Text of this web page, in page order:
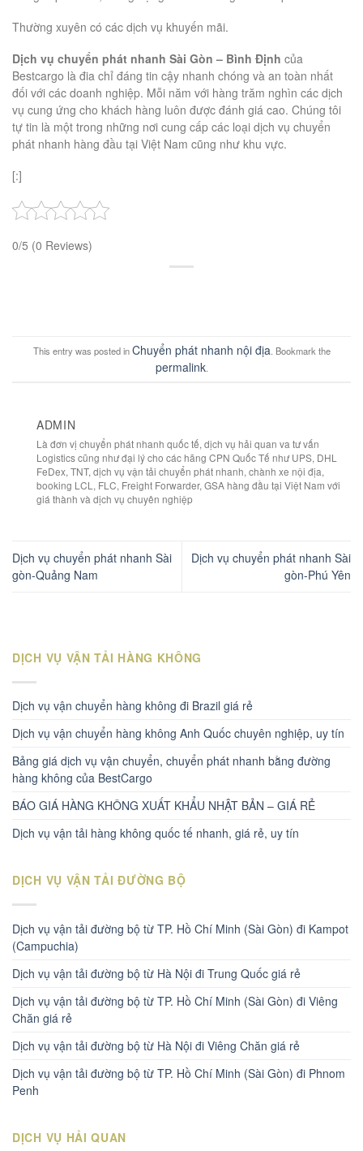
Thường xuyên có các dịch vụ khuyến mãi.
Dịch vụ chuyển phát nhanh Sài Gòn – Bình Định của
Bestcargo là đia chỉ đáng tin cậy nhanh chóng và an toàn nhất
đối với các doanh nghiệp. Mỗi năm với hàng trăm nghìn các dịch
vụ cung ứng cho khách hàng luôn được đánh giá cao. Chúng tôi
tự tin là một trong những nơi cung cấp các loại dịch vụ chuyển
phát nhanh hàng đầu tại Việt Nam cũng như khu vực.
[:]
0/5 (0 Reviews)
This entry was posted inChuyển phát nhanh nội địa . Bookmark the
permalink.
ADMIN
Là đơn vị chuyển phát nhanh quốc tế, dịch vụ hải quan va tư vấn
Logistics cũng như đại lý cho các hãng CPN Quốc Tế như UPS, DHL
FeDex, TNT, dịch vụ vận tải chuyển phát nhanh, chành xe nội địa,
booking LCL, FLC, Freight Forwarder, GSA hàng đầu tại Việt Nam với
giá thành và dịch vụ chuyên nghiệp
Dịch vụ chuyển phát nhanh Sài
gòn-Quảng Nam
Dịch vụ chuyển phát nhanh Sài
gòn-Phú Yên
DỊCH VỤ VẬN TẢI HÀNG KHÔNG
Dịch vụ vận chuyển hàng không đi Brazil giá rẻ
Dịch vụ vận chuyển hàng không Anh Quốc chuyên nghiệp, uy tín
Bảng giá dịch vụ vận chuyển, chuyển phát nhanh bằng đường
hàng không của BestCargo
BÁO GIÁ HÀNG KHÔNG XUẤT KHẨU NHẬT BẢN – GIÁ RẺ
Dịch vụ vận tải hàng không quốc tế nhanh, giá rẻ, uy tín
DỊCH VỤ VẬN TẢI ĐƯỜNG BỘ
Dịch vụ vận tải đường bộ từ TP. Hồ Chí Minh (Sài Gòn) đi Kampot
(Campuchia)
Dịch vụ vận tải đường bộ từ Hà Nội đi Trung Quốc giá rẻ
Dịch vụ vận tải đường bộ từ TP. Hồ Chí Minh (Sài Gòn) đi Viêng
Chăn giá rẻ
Dịch vụ vận tải đường bộ từ Hà Nội đi Viêng Chăn giá rẻ
Dịch vụ vận tải đường bộ từ TP. Hồ Chí Minh (Sài Gòn) đi Phnom
Penh
DỊCH VỤ HẢI QUAN